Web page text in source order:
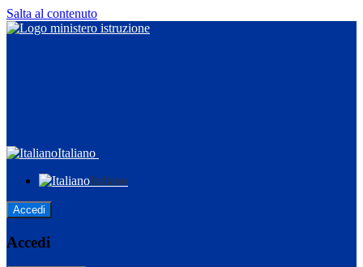
Salta al contenuto
Italiano
Italiano
Accedi
Accedi